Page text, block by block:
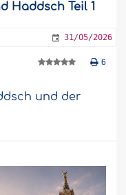
Haddsch Teil 1
31/05/2026
6
und der